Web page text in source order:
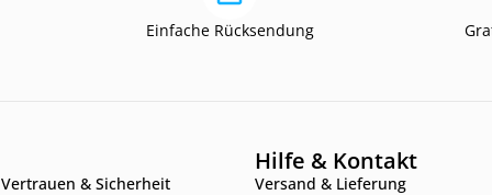
Einfache Rücksendung
Vertrauen & Sicherheit
Hilfe & Kontakt
Versand & Lieferung